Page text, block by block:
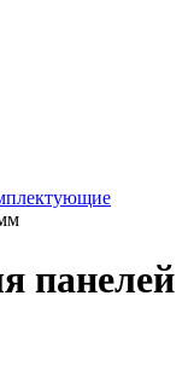
панелей